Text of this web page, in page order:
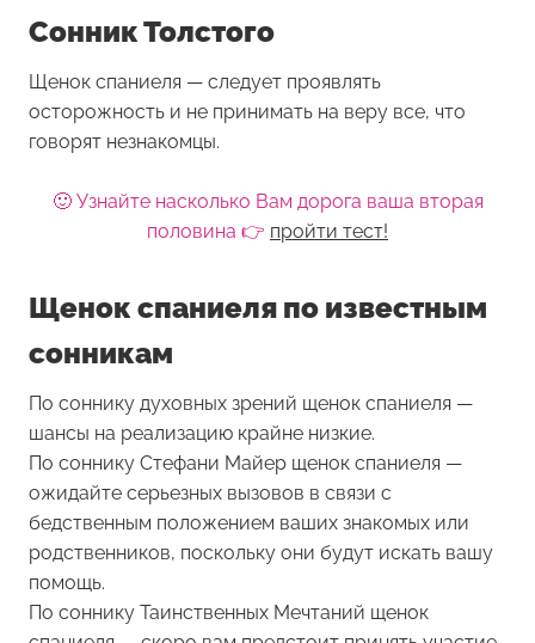
Сонник Толстого
Щенок спаниеля — следует проявлять
осторожность и не принимать на веру все, что
говорят незнакомцы.
🙂 Узнайте насколько Вам дорога ваша вторая
половина 👉 пройти тест!
Щенок спаниеля по известным
сонникам
По соннику духовных зрений щенок спаниеля —
шансы на реализацию крайне низкие.
По соннику Стефани Майер щенок спаниеля —
ожидайте серьезных вызовов в связи с
бедственным положением ваших знакомых или
родственников, поскольку они будут искать вашу
помощь.
По соннику Таинственных Мечтаний щенок